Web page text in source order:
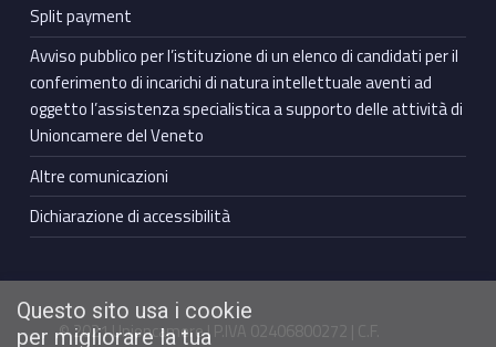
Split payment
Avviso pubblico per l’istituzione di un elenco di candidati per il
conferimento di incarichi di natura intellettuale aventi ad
oggetto l’assistenza specialistica a supporto delle attività di
Unioncamere del Veneto
Altre comunicazioni
Dichiarazione di accessibilità
© 2021 Unioncamere | P.IVA 02406800272 | C.F.
Questo sito usa i cookie
per migliorare la tua